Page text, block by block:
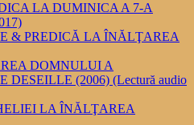
LA DUMINICA A 7-A
& PREDICĂ LA ÎNĂLŢAREA
DOMNULUI A
(2006) (Lectură audio
LA ÎNĂLŢAREA